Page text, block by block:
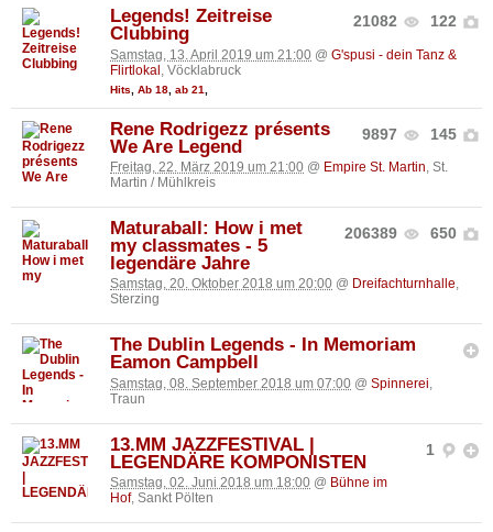
21082 122
Legends! Zeitreise
Clubbing
Samstag, 13. April 2019 um 21:00 @ G'spusi - dein Tanz &
Flirtlokal , Vöcklabruck
Hits Ab 18 ab 21
9897 145
Rene Rodrigezz présents
We Are Legend
Freitag, 22. März 2019 um 21:00 @ Empire St. Martin, St.
Martin / Mühlkreis
206389 650
Maturaball: How i met
my classmates - 5
legendäre Jahre
Samstag, 20. Oktober 2018 um 20:00 @ Dreifachturnhalle,
Sterzing
The Dublin Legends - In Memoriam
Eamon Campbell
Samstag, 08. September 2018 um 07:00 @ Spinnerei,
Traun
1
13.MM JAZZFESTIVAL |
LEGENDÄRE KOMPONISTEN
Samstag, 02. Juni 2018 um 18:00 @ Bühne im
Hof, Sankt Pölten